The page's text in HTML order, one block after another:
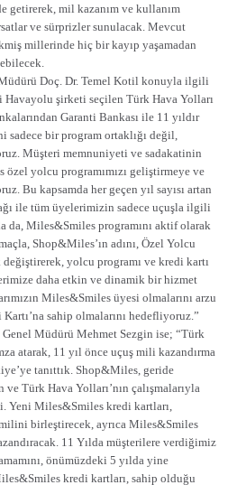
getirerek, mil kazanım ve kullanım
ve sürprizler sunulacak. Mevcut
millerinde hiç bir kayıp yaşamadan
Doç. Dr. Temel Kotil konuyla ilgili
Havayolu şirketi seçilen Türk Hava Yolları
Garanti Bankası ile 11 yıldır
bir program ortaklığı değil,
Müşteri memnuniyeti ve sadakatinin
özel yolcu programımızı geliştirmeye ve
Bu kapsamda her geçen yıl sayısı artan
ile tüm üyelerimizin sadece uçuşla ilgili
da, Miles&Smiles programını aktif olarak
Shop&Miles’ın adını, Özel Yolcu
yolcu programı ve kredi kartı
daha etkin ve dinamik bir hizmet
Miles&Smiles üyesi olmalarını arzu
sahip olmalarını hedefliyoruz.”
Müdürü Mehmet Sezgin ise; “Türk
atarak, 11 yıl önce uçuş mili kazandırma
tanıttık. Shop&Miles, geride
ve Türk Hava Yolları’nın çalışmalarıyla
Yeni Miles&Smiles kredi kartları,
birleştirecek, ayrıca Miles&Smiles
11 Yılda müşterilere verdiğimiz
önümüzdeki 5 yılda yine
kredi kartları, sahip olduğu